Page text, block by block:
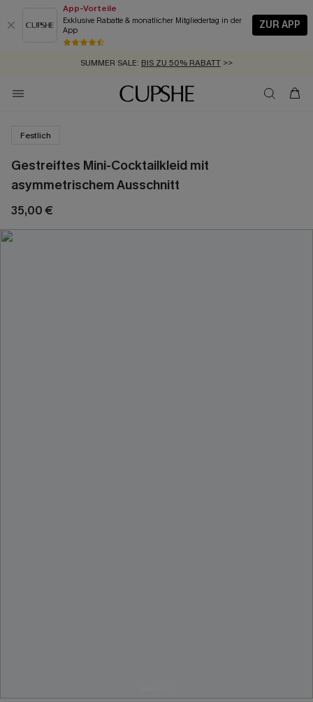
App-Vorteile
Exklusive Rabatte & monatlicher Mitgliedertag in der
App
ZUR APP
GRATIS MASSBAND MIT JEDEM SCHNELLVERSAND-ARTIKEL >>
SUMMER SALE: BIS ZU 50% RABATT >>
ZUM NEWSLETTER:BIS ZU -20% EXTRA ERHALTEN
KOSTENLOSER VERSAND AB 89 €
Festlich
Gestreiftes Mini-Cocktailkleid mit
asymmetrischem Ausschnitt
35,00 €